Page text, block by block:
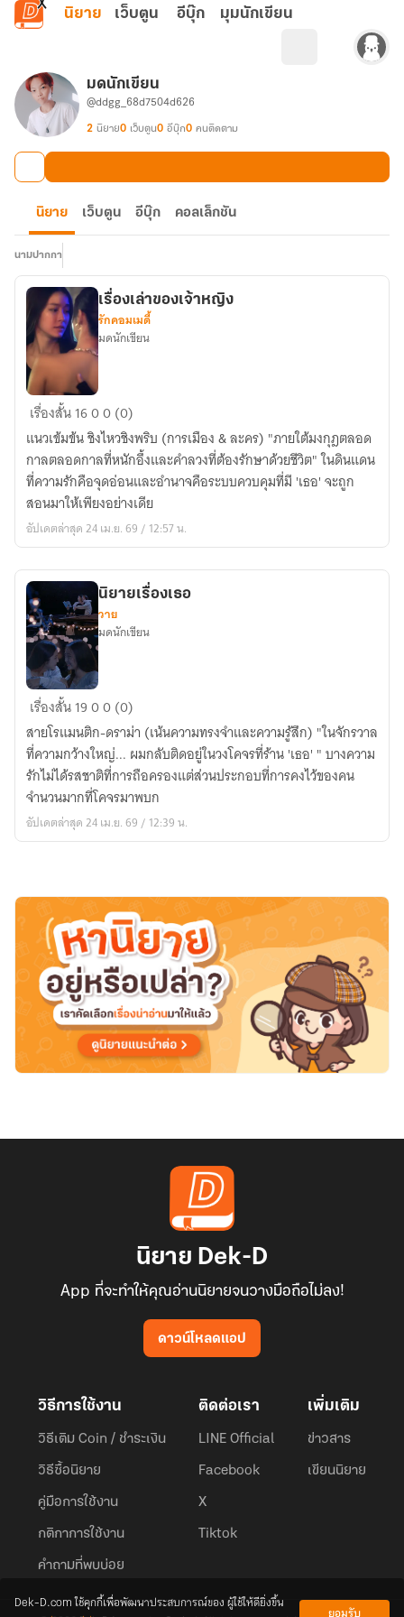
ข้ามไปยังเนื้อหาหลัก
นิยาย เว็บตูน อีบุ๊ก มุมนักเขียน
มดนักเขียน
@ddgg_68d7504d626
2 นิยาย0 เว็บตูน0 อีบุ๊ก0 คนติดตาม
นิยาย เว็บตูน อีบุ๊ก คอลเล็กชัน
นามปากกา
เรื่อง
ของ
เจ้า
หญิง
เรื่องเล่าของเจ้าหญิง
รักคอมเมดี้
มดนักเขียน
เรื่องสั้น1600 (0)
แนวเข้มข้น ชิงไหวชิงพริบ (การเมือง & ละคร) "ภายใต้มงกุฎตลอด
กาลตลอดกาลที่หนักอึ้งและคำลวงที่ต้องรักษาด้วยชีวิต" ในดินแดน
ที่ความรักคือจุดอ่อนและอำนาจคือระบบควบคุมที่มี 'เธอ' จะถูก
สอนมาให้เพียงอย่างเดีย
อัปเดตล่าสุด 24 เม.ย. 69 / 12:57 น.
นิยาย
เรื่อง
เธอ
นิยายเรื่องเธอ
วาย
มดนักเขียน
เรื่องสั้น1900 (0)
สายโรแมนติก-ดราม่า (เน้นความทรงจำและความรู้สึก) "ในจักรวาล
ที่ความกว้างใหญ่... ผมกลับติดอยู่ในวงโคจรที่ร้าน 'เธอ' " บางความ
รักไม่ได้รสชาติที่การถือครองแต่ส่วนประกอบที่การคงไว้ของคน
จำนวนมากที่โคจรมาพบก
อัปเดตล่าสุด 24 เม.ย. 69 / 12:39 น.
นิยาย Dek-D
App ที่จะทำให้คุณอ่านนิยายจนวางมือถือไม่ลง!
ดาวน์โหลดแอป
วิธีการใช้งาน
วิธีเติม Coin / ชำระเงิน
วิธีซื้อนิยาย
คู่มือการใช้งาน
กติกาการใช้งาน
คำถามที่พบบ่อย
ติดต่อเรา
LINE Official
Facebook
X
Tiktok
เพิ่มเติม
ข่าวสาร
เขียนนิยาย
Dek-D.com ใช้คุกกี้เพื่อพัฒนาประสบการณ์ของ ผู้ใช้ให้ดียิ่งขึ้น